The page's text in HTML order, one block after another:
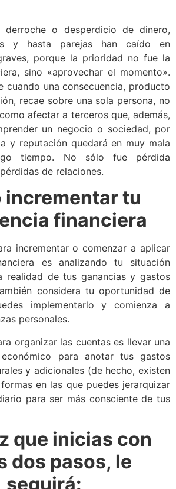
o desperdicio de dinero,
y hasta parejas han caído en
porque la prioridad no fue la
sino «aprovechar el momento».
cuando una consecuencia, producto
recae sobre una sola persona, no
afectar a terceros que, además,
un negocio o sociedad, por
y reputación quedará en muy mala
tiempo. No sólo fue pérdida
de relaciones.
incrementar tu
financiera
incrementar o comenzar a aplicar
es analizando tu situación
realidad de tus ganancias y gastos
considera tu oportunidad de
implementarlo y comienza a
personales.
organizar las cuentas es llevar una
para anotar tus gastos
y adicionales (de hecho, existen
en las que puedes jerarquizar
para ser más consciente de tus
que inicias con
dos pasos, le
seguirá: